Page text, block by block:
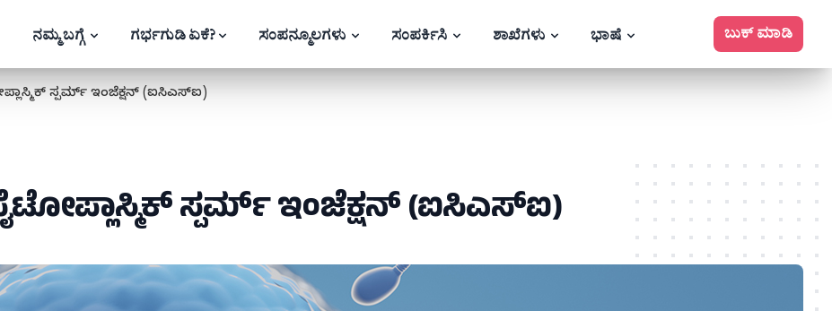
ಬುಕ್ ಮಾಡಿ
ನಮ್ಮ ಬಗ್ಗೆ ಗರ್ಭಗುಡಿ ಏಕೆ? ಸಂಪನ್ಮೂಲಗಳು ಸಂಪರ್ಕಿಸಿ ಶಾಖೆಗಳು ಭಾಷೆ
ಸ್ಪರ್ಮ್ ಇಂಜೆಕ್ಷನ್ (ಐಸಿಎಸ್‍ಐ)
ಸ್ಪರ್ಮ್ ಇಂಜೆಕ್ಷನ್ (ಐಸಿಎಸ್‍ಐ)